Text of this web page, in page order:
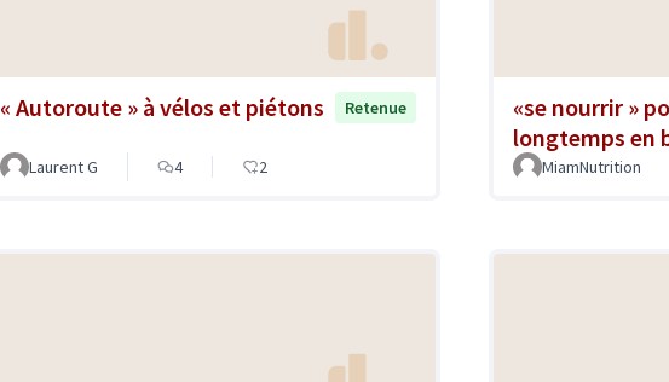
« Autoroute » à vélos et piétons Retenue
Laurent G 4 2
«se nourrir »
longtemps en
MiamNutrition